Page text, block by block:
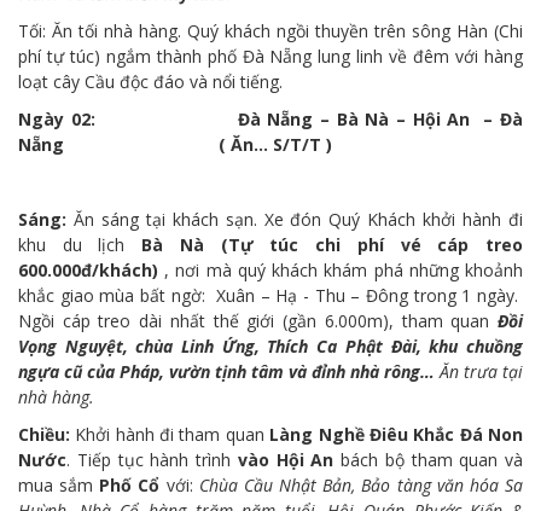
Tối: Ăn tối nhà hàng. Quý khách ngồi thuyền trên sông Hàn (Chi
phí tự túc) ngắm thành phố Đà Nẵng lung linh về đêm với hàng
loạt cây Cầu độc đáo và nổi tiếng.
Ngày 02: Đà Nẵng – Bà Nà – Hội An – Đà
Nẵng ( Ăn… S/T/T )
Sáng: Ăn sáng tại khách sạn. Xe đón Quý Khách khởi hành đi
khu du lịch Bà Nà (Tự túc chi phí vé cáp treo
600.000đ/khách) , nơi mà quý khách khám phá những khoảnh
khắc giao mùa bất ngờ: Xuân – Hạ - Thu – Đông trong 1 ngày.
Ngồi cáp treo dài nhất thế giới (gần 6.000m), tham quan Đồi
Vọng Nguyệt, chùa Linh Ứng, Thích Ca Phật Đài, khu chuồng
ngựa cũ của Pháp, vườn tịnh tâm và đỉnh nhà rông… Ăn trưa tại
nhà hàng.
Chiều: Khởi hành đi tham quan Làng Nghề Điêu Khắc Đá Non
Nước. Tiếp tục hành trình vào Hội An bách bộ tham quan và
mua sắm Phố Cổ với: Chùa Cầu Nhật Bản, Bảo tàng văn hóa Sa